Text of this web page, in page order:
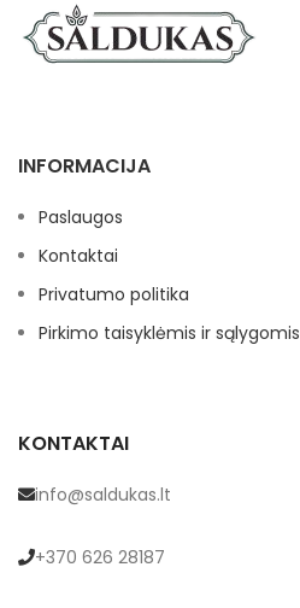
INFORMACIJA
Paslaugos
Kontaktai
Privatumo politika
Pirkimo taisyklėmis ir sąlygomis
KONTAKTAI
info@saldukas.lt
+370 626 28187